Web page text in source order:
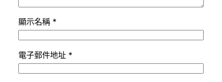
顯示名稱 *
電子郵件地址 *